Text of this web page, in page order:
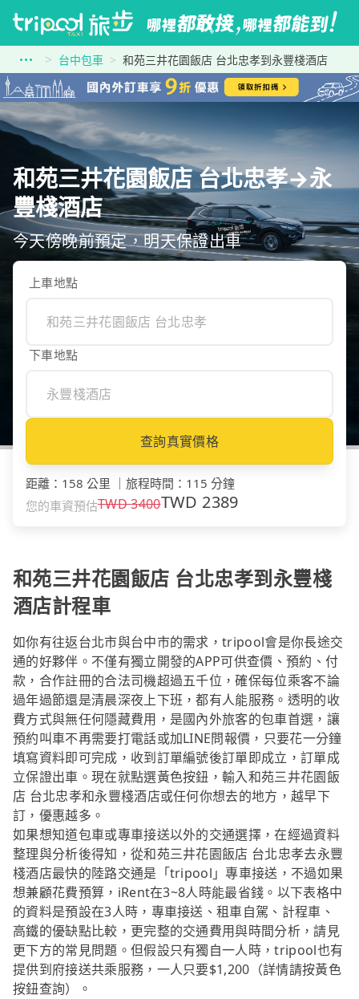
台中包車 和苑三井花園飯店 台北忠孝到永豐棧酒店
和苑三井花園飯店 台北忠孝→永
豐棧酒店
今天傍晚前預定，明天保證出車
上車地點
下車地點
查詢真實價格
距離 ： 158 公里 旅程時間 ： 115 分鐘
您的車資預估TWD3400TWD 2389
和苑三井花園飯店 台北忠孝到永豐棧
酒店計程車
如你有往返台北市與台中市的需求，tripool會是你長途交
通的好夥伴。不僅有獨立開發的APP可供查價、預約、付
款，合作註冊的合法司機超過五千位，確保每位乘客不論
過年過節還是清晨深夜上下班，都有人能服務。透明的收
費方式與無任何隱藏費用，是國內外旅客的包車首選，讓
預約叫車不再需要打電話或加LINE問報價，只要花一分鐘
填寫資料即可完成，收到訂單編號後訂單即成立，訂單成
立保證出車。現在就點選黃色按鈕，輸入和苑三井花園飯
店 台北忠孝和永豐棧酒店或任何你想去的地方，越早下
訂，優惠越多。
如果想知道包車或專車接送以外的交通選擇，在經過資料
整理與分析後得知，從和苑三井花園飯店 台北忠孝去永豐
棧酒店最快的陸路交通是「tripool」專車接送，不過如果
想兼顧花費預算，iRent在3~8人時能最省錢。以下表格中
的資料是預設在3人時，專車接送、租車自駕、計程車、
高鐵的優缺點比較，更完整的交通費用與時間分析，請見
更下方的常見問題。但假設只有獨自一人時，tripool也有
提供到府接送共乘服務，一人只要$1,200（詳情請按黃色
按鈕查詢）。